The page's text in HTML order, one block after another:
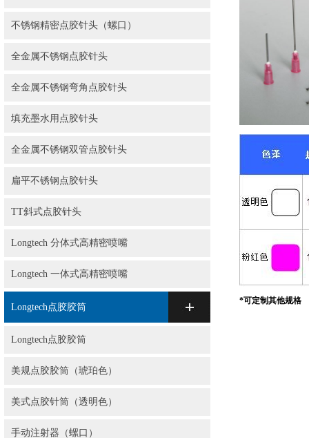
不锈钢精密点胶针头（螺口）
全金属不锈钢点胶针头
全金属不锈钢弯角点胶针头
填充墨水用点胶针头
全金属不锈钢双管点胶针头
扁平不锈钢点胶针头
TT斜式点胶针头
Longtech 分体式高精密喷嘴
Longtech 一体式高精密喷嘴
Longtech点胶胶筒
Longtech点胶胶筒
美规点胶胶筒（琥珀色）
美式点胶针筒（透明色）
手动注射器（螺口）
*可定制其他规格